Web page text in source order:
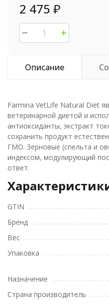
2 475 ₽
Описание
Farmina VetLife Natural Diet
ветеринарной диетой и
антиоксиданты, экстракт
сохранить продукт
ГМО. Зерновые (спельта и
индексом, модулирующий
ответ.
GTIN
Бренд
Вес
Упаковка
Назначение
Страна производитель